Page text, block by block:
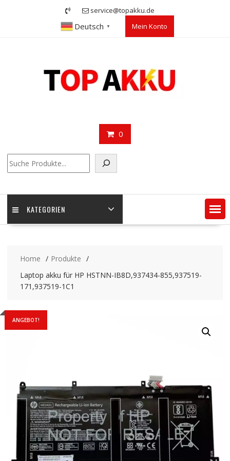
service@topakku.de
Deutsch ▼ Mein Konto
0
KATEGORIEN
Home
Produkte
Laptop akku für HP HSTNN-IB8D,937434-855,937519-
171,937519-1C1
ANGEBOT!